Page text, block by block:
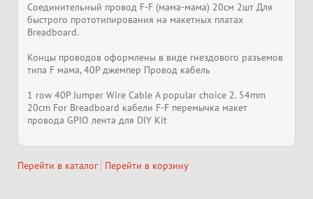
Соединительный провод F-F (мама-мама) 20см 2шт Для
быстрого прототипирования на макетных платах
Breadboard.
Концы проводов оформлены в виде гнездового разъемов
типа F мама, 40P джемпер Провод кабель
1 row 40P Jumper Wire Cable A popular choice 2. 54mm
20cm For Breadboard кабели F-F перемычка макет
провода GPIO лента для DIY Kit
Перейти в каталог Перейти в корзину